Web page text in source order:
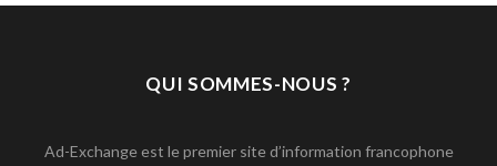
QUI SOMMES-NOUS ?
Ad-Exchange est le premier site d’information francophone